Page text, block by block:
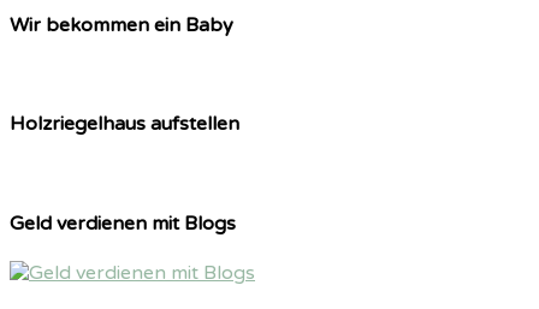
Wir bekommen ein Baby
Holzriegelhaus aufstellen
Geld verdienen mit Blogs